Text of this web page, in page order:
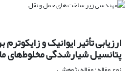
ارزیابی تأثیر ایوانیک و
پتانسیل شیارشدگی